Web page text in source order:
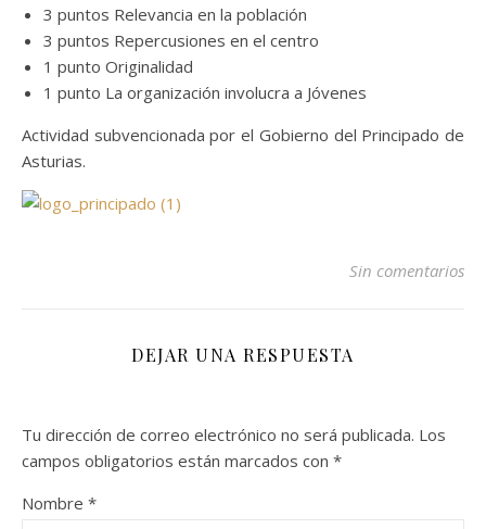
3 puntos Relevancia en la población
3 puntos Repercusiones en el centro
1 punto Originalidad
1 punto La organización involucra a Jóvenes
Actividad subvencionada por el Gobierno del Principado de
Asturias.
Sin comentarios
DEJAR UNA RESPUESTA
Tu dirección de correo electrónico no será publicada. Los
campos obligatorios están marcados con *
Nombre *